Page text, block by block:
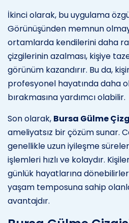
İkinci olarak, bu uygulama
Görünüşünden memnun
ortamlarda kendilerini daha
çizgilerinin azalması, kişiye
görünüm kazandırır. Bu da,
profesyonel hayatında daha
bırakmasına yardımcı olabilir.
Son olarak, Bursa Gülme
ameliyatsız bir çözüm sunar.
genellikle uzun iyileşme
işlemleri hızlı ve kolaydır.
günlük hayatlarına
yaşam temposuna sahip
avantajdır.